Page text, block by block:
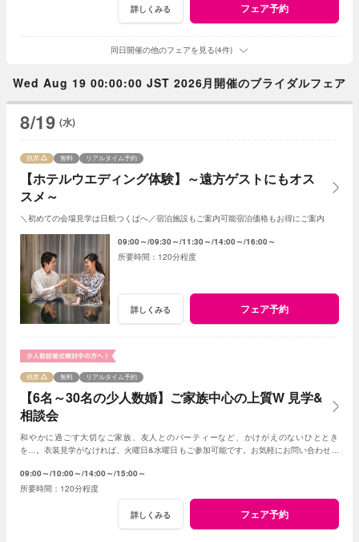
詳しくみる フェア予約
同日開催の他のフェアを見る(4件)
Wed Aug 19 00:00:00 JST 2026月開催のブライダルフェア
8/19 (水)
【ホテルウエディング体験】～遠方ゲストにもオス
スメ～
残席 無料 リアルタイム予約
＼初めての会場見学は日航つくばへ／宿泊施設もご案内可能宿泊価格もお得にご案内
09:00～ 09:30～ 11:30～ 14:00～ 16:00～
120分程度
詳しくみる フェア予約
【6名～30名の少人数婚】ご家族中心の上質W 見学&
相談会
残席 無料 リアルタイム予約
和やかに過ごす大切なご家族、友人とのパーティーなど、かけがえのないひととき
を…。衣装見学がなければ、火曜日&水曜日もご参加可能です。お気軽にお問い合わせく
09:00～ 10:00～ 14:00～ 15:00～
120分程度
詳しくみる フェア予約